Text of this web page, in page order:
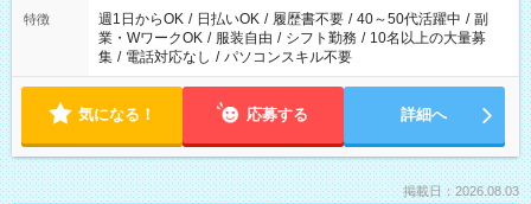
特徴 週1日からOK / 日払いOK / 履歴書不要 / 40～50代活躍中 / 副
業・WワークOK / 服装自由 / シフト勤務 / 10名以上の大量募
集 / 電話対応なし / パソコンスキル不要
気になる！ 応募する 詳細へ
掲載日：2026.08.03